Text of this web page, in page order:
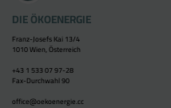
DIE ÖKOENERGIE
Franz-Josefs Kai 13/4
1010 Wien, Österreich
+43 1 533 07 97-28
Fax-Durchwahl 90
office@oekoenergie.cc